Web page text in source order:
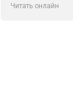
Читать онлайн